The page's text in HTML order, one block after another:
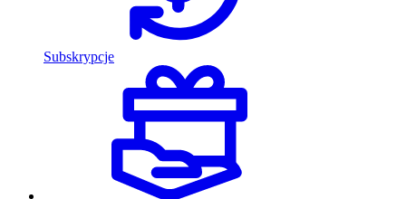
Subskrypcje